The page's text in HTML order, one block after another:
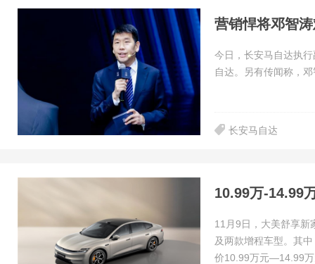
营销悍将邓智
今日，长安马自达执
自达。另有传闻称，
长安马自达
10.99万-14.99
11月9日，大美舒享
及两款增程车型。其
价10.99万元—14.99